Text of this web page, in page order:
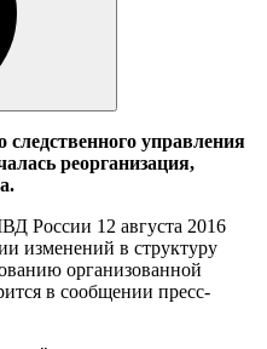
следственного управления
реорганизация,
России 12 августа 2016
изменений в структуру
организованной
в сообщении пресс-